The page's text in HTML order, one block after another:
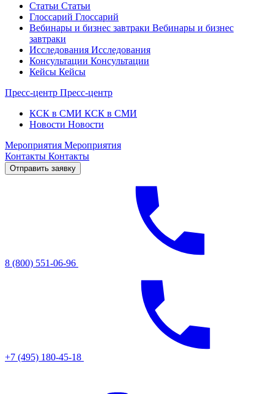
Статьи Статьи
Глоссарий Глоссарий
Вебинары и бизнес завтраки Вебинары и бизнес
завтраки
Исследования Исследования
Консультации Консультации
Кейсы Кейсы
Пресс-центр Пресс-центр
КСК в СМИ КСК в СМИ
Новости Новости
Мероприятия Мероприятия
Контакты Контакты
Отправить заявку
8 (800) 551-06-96
+7 (495) 180-45-18